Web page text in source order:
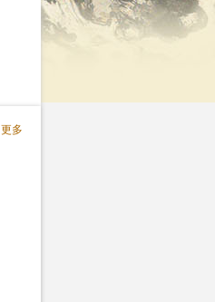
更多